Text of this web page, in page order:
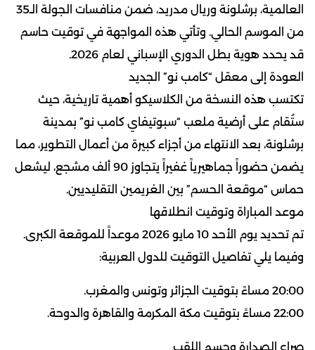
العالمية، برشلونة وريال مدريد، ضمن منافسات الجولة الـ35
من الموسم الحالي. وتأتي هذه المواجهة في توقيت حاسم
قد يحدد هوية بطل الدوري الإسباني لعام 2026.
العودة إلى معقل “كامب نو” الجديد
تكتسب هذه النسخة من الكلاسيكو أهمية تاريخية، حيث
ستُقام على أرضية ملعب “سبوتيفاي كامب نو” بمدينة
برشلونة، بعد الانتهاء من أجزاء كبيرة من أعمال التطوير، مما
يضمن حضوراً جماهيرياً غفيراً يتجاوز 90 ألف مشجع، ليشعل
حماس “موقعة الحسم” بين الغريمين التقليديين.
موعد المباراة وتوقيت انطلاقها
تم تحديد يوم الأحد 10 مايو 2026 موعداً للموقعة الكبرى.
وفيما يلي تفاصيل التوقيت للدول العربية:
20:00 مساءً بتوقيت الجزائر وتونس والمغرب.
22:00 مساءً بتوقيت مكة المكرمة والقاهرة والدوحة.
صراع الصدارة وحسم اللقب